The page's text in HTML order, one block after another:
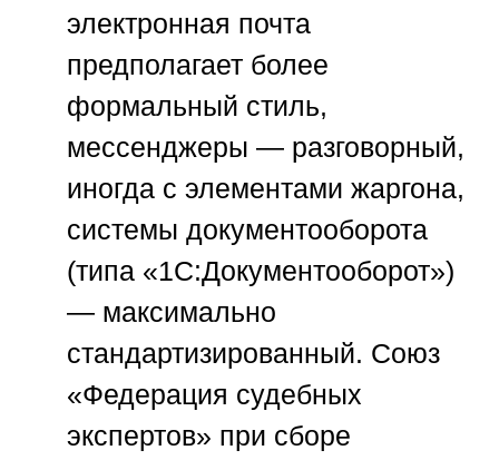
электронная почта
предполагает более
формальный стиль,
мессенджеры — разговорный,
иногда с элементами жаргона,
системы документооборота
(типа «1С:Документооборот»)
— максимально
стандартизированный. Союз
«Федерация судебных
экспертов» при сборе